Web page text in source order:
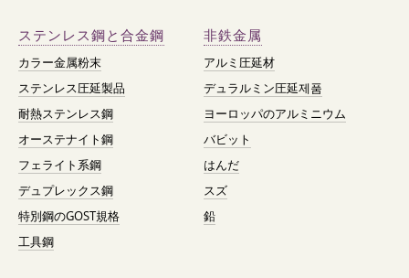
ステンレス鋼と合金鋼
カラー金属粉末
ステンレス圧延製品
耐熱ステンレス鋼
オーステナイト鋼
フェライト系鋼
デュプレックス鋼
特別鋼のGOST規格
工具鋼
非鉄金属
アルミ圧延材
デュラルミン圧延제품
ヨーロッパのアルミニウム
バビット
はんだ
スズ
鉛